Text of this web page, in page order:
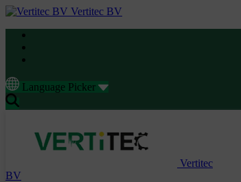
Vertitec BV
Language Picker
Vertitec
BV